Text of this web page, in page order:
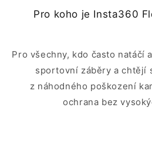
Pro koho je Insta360
Pro všechny, kdo často natáčí
sportovní záběry a chtějí
z náhodného poškození
ochrana bez